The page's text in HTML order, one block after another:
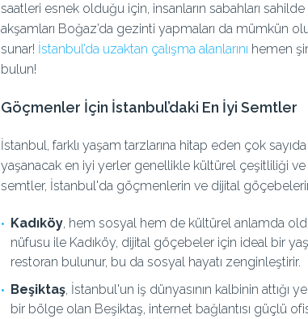
saatleri esnek olduğu için, insanların sabahları
akşamları Boğaz’da gezinti yapmaları da mümkün
sunar! İstanbul’da uzaktan çalışma alanlarını hemen
bulun!
Göçmenler İçin İstanbul’daki En İyi Semtler
İstanbul, farklı yaşam tarzlarına hitap eden çok
yaşanacak en iyi yerler genellikle kültürel çeşitliliği ve
semtler, İstanbul'da göçmenlerin ve dijital göçebelerin
Kadıköy, hem sosyal hem de kültürel anlamda
nüfusu ile Kadıköy, dijital göçebeler için ideal bir
restoran bulunur, bu da sosyal hayatı zenginleştirir.
Beşiktaş, İstanbul'un iş dünyasının kalbinin
bir bölge olan Beşiktaş, internet bağlantısı güçlü